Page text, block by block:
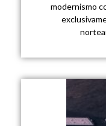
modernismo